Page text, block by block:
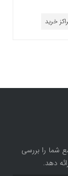
خرید
شما را بررسی
دهد.